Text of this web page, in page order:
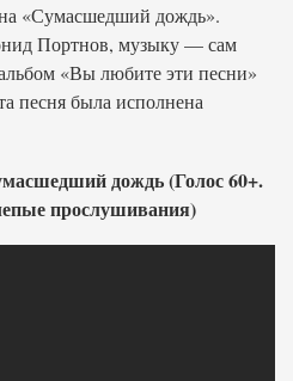
«Сумасшедший дождь».
Портнов, музыку — сам
«Вы любите эти песни»
песня была исполнена
дождь (Голос 60+.
прослушивания)